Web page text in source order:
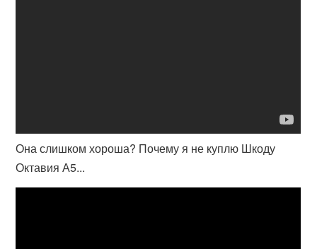
Она слишком хороша? Почему я не куплю Шкоду
Октавия А5...